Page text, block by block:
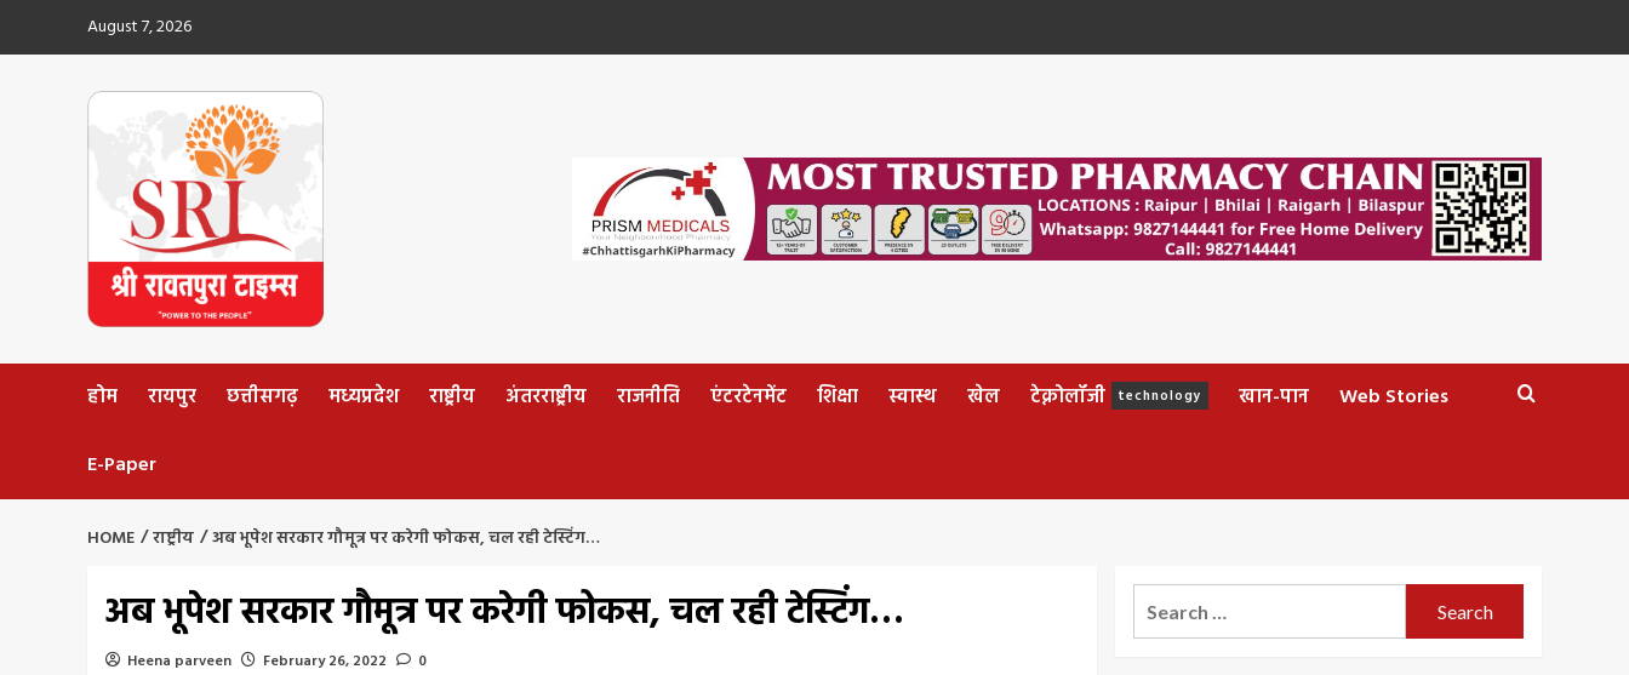
August 7, 2026
होम रायपुर छत्तीसगढ़ मध्यप्रदेश राष्ट्रीय अंतरराष्ट्रीय राजनीति एंटरटेनमेंट शिक्षा स्वास्थ खेल टेक्नोलॉजी technology खान-पान Web Stories
E-Paper
HOME राष्ट्रीय अब भूपेश सरकार गौमूत्र पर करेगी फोकस, चल रही टेस्टिंग…
अब भूपेश सरकार गौमूत्र पर करेगी फोकस, चल रही टेस्टिंग…
Heena parveen February 26, 2022 0
for: